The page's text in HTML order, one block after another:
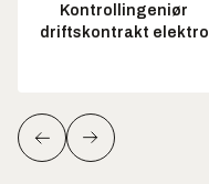
Kontrollingeniør
driftskontrakt elektro